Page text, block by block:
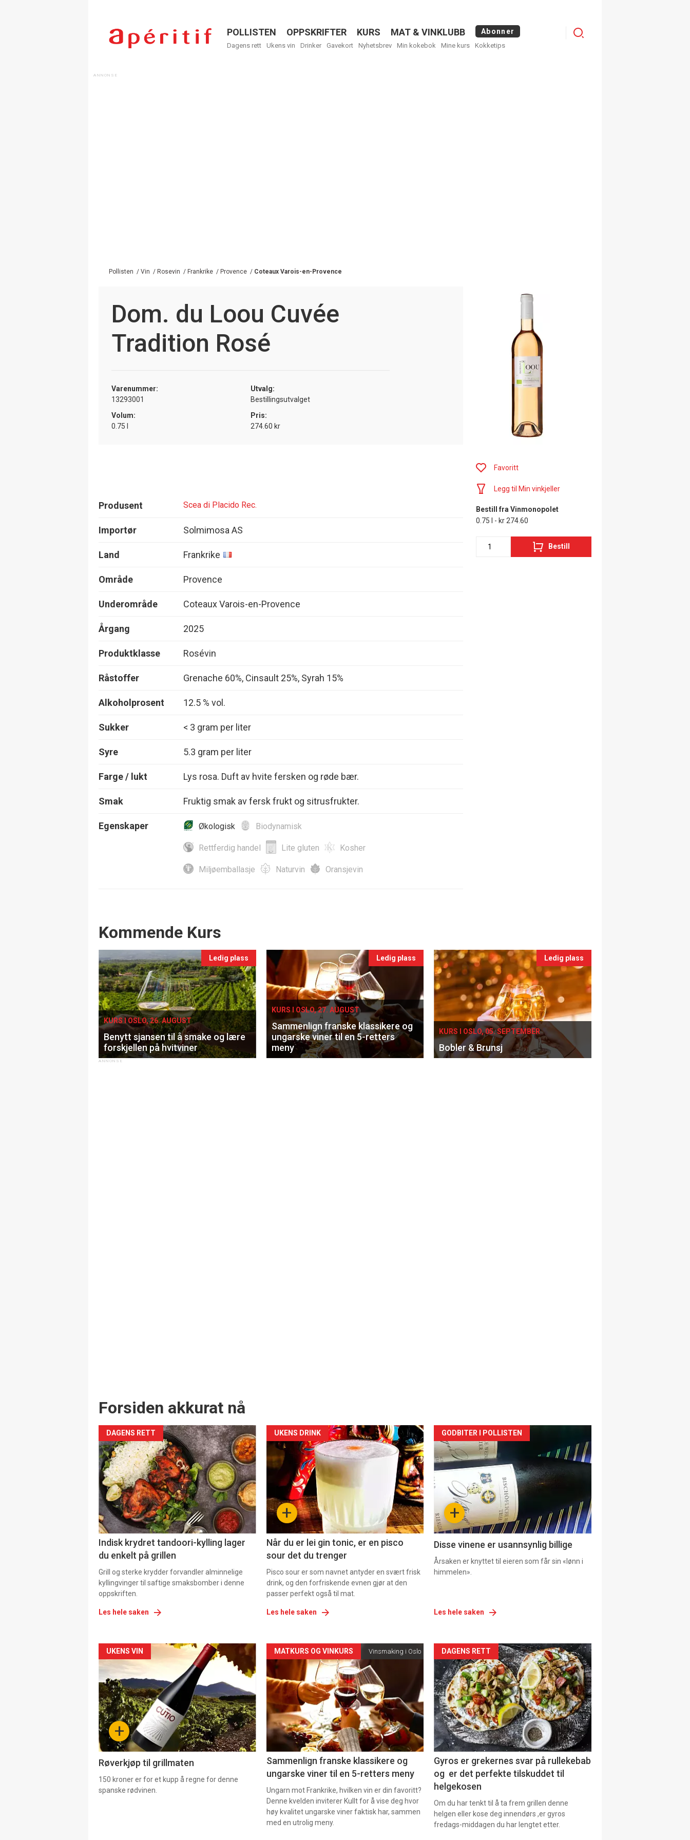
Menu
POLLISTEN OPPSKRIFTER KURS MAT & VINKLUBB Abonner
Dagens rett Ukens vin Drinker Gavekort Nyhetsbrev Min kokebok Mine kurs Kokketips
Menu
Pollisten / Vin / Rosevin / Frankrike / Provence / Coteaux Varois-en-Provence
Dom. du Loou Cuvée
Tradition Rosé
Varenummer:
13293001
Utvalg:
Bestillingsutvalget
Volum:
0.75 l
Pris:
274.60 kr
Produsent Scea di Placido Rec.
Importør Solmimosa AS
Land Frankrike
Område Provence
Underområde Coteaux Varois-en-Provence
Årgang 2025
Produktklasse Rosévin
Råstoffer Grenache 60%, Cinsault 25%, Syrah 15%
Alkoholprosent 12.5 % vol.
Sukker < 3 gram per liter
Syre 5.3 gram per liter
Farge / lukt Lys rosa. Duft av hvite fersken og røde bær.
Smak Fruktig smak av fersk frukt og sitrusfrukter.
Egenskaper Økologisk Biodynamisk
Rettferdig handel Lite gluten Kosher
Miljøemballasje Naturvin Oransjevin
Favoritt
Legg til Min vinkjeller
Bestill fra Vinmonopolet
0.75 l - kr 274.60
Bestill
Events
Kommende Kurs
Ledig plass
KURS I OSLO, 26. AUGUST
Benytt sjansen til å smake og lære
forskjellen på hvitviner
Ledig plass
KURS I OSLO, 27. AUGUST
Sammenlign franske klassikere og
ungarske viner til en 5-retters
meny
Ledig plass
KURS I OSLO, 05. SEPTEMBER
Bobler & Brunsj
Forsiden akkurat nå
DAGENS RETT
Indisk krydret tandoori-kylling lager
du enkelt på grillen
Grill og sterke krydder forvandler alminnelige
kyllingvinger til saftige smaksbomber i denne
oppskriften.
Les hele saken
Forsiden
akkurat
nå
-
+
UKENS DRINK
Når du er lei gin tonic, er en pisco
sour det du trenger
Pisco sour er som navnet antyder en svært frisk
drink, og den forfriskende evnen gjør at den
passer perfekt også til mat.
Les hele saken
Forsiden
akkurat
nå
3 +
GODBITER I POLLISTEN
Disse vinene er usannsynlig billige
Årsaken er knyttet til eieren som får sin «lønn i
himmelen».
Les hele saken
Forsiden
akkurat
nå
-
4 +
UKENS VIN
Røverkjøp til grillmaten
150 kroner er for et kupp å regne for denne
spanske rødvinen.
Forsiden
akkurat
nå
-
5
MATKURS OG VINKURS Vinsmaking i Oslo
Sammenlign franske klassikere og
ungarske viner til en 5-retters meny
Ungarn mot Frankrike, hvilken vin er din favoritt?
Denne kvelden inviterer Kullt for å vise deg hvor
høy kvalitet ungarske viner faktisk har, sammen
med en utrolig meny.
Forsiden
akkurat
nå
-
6
DAGENS RETT
Gyros er grekernes svar på rullekebab
og er det perfekte tilskuddet til
helgekosen
Om du har tenkt til å ta frem grillen denne
helgen eller kose deg innendørs ,er gyros
fredags-middagen du har lengtet etter.